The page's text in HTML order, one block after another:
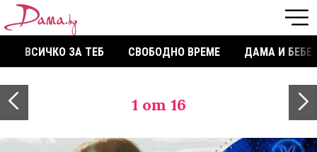
ВСИЧКО ЗА ТЕБ СВОБОДНО ВРЕМЕ ДАМА И БЕБЕ
1 от 16